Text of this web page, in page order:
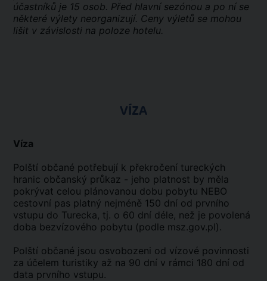
účastníků je 15 osob. Před hlavní sezónou a po ní se
některé výlety neorganizují. Ceny výletů se mohou
lišit v závislosti na poloze hotelu.
VÍZA
Víza
Polští občané potřebují k překročení tureckých
hranic občanský průkaz - jeho platnost by měla
pokrývat celou plánovanou dobu pobytu NEBO
cestovní pas platný nejméně 150 dní od prvního
vstupu do Turecka, tj. o 60 dní déle, než je povolená
doba bezvízového pobytu (podle msz.gov.pl).
Polští občané jsou osvobozeni od vízové povinnosti
za účelem turistiky až na 90 dní v rámci 180 dní od
data prvního vstupu.